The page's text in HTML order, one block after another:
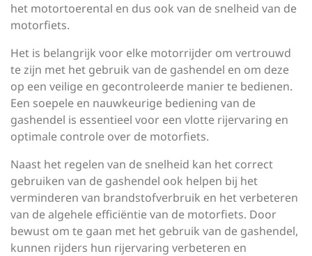
het motortoerental en dus ook van de snelheid van de
motorfiets.
Het is belangrijk voor elke motorrijder om vertrouwd
te zijn met het gebruik van de gashendel en om deze
op een veilige en gecontroleerde manier te bedienen.
Een soepele en nauwkeurige bediening van de
gashendel is essentieel voor een vlotte rijervaring en
optimale controle over de motorfiets.
Naast het regelen van de snelheid kan het correct
gebruiken van de gashendel ook helpen bij het
verminderen van brandstofverbruik en het verbeteren
van de algehele efficiëntie van de motorfiets. Door
bewust om te gaan met het gebruik van de gashendel,
kunnen rijders hun rijervaring verbeteren en